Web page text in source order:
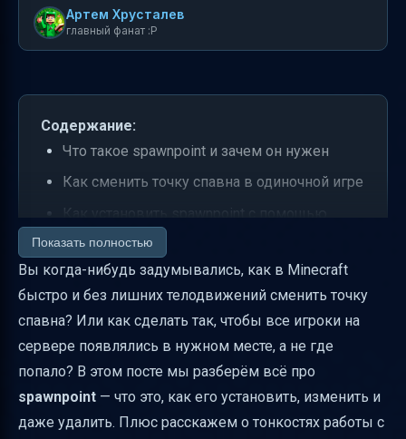
Артем Хрусталев
главный фанат :P
Содержание:
Что такое spawnpoint и зачем он нужен
Как сменить точку спавна в одиночной игре
Как установить spawnpoint с помощью
кровати
Как сменить spawnpoint для всех игроков
на сервере
Как проверить и удалить spawnpoint
Распространённые проблемы и как их
Безопасность и рекомендации для
Показать полностью
Вы когда-нибудь задумывались, как в Minecraft
быстро и без лишних телодвижений сменить точку
спавна? Или как сделать так, чтобы все игроки на
сервере появлялись в нужном месте, а не где
попало? В этом посте мы разберём всё про
spawnpoint — что это, как его установить, изменить и
даже удалить. Плюс расскажем о тонкостях работы с